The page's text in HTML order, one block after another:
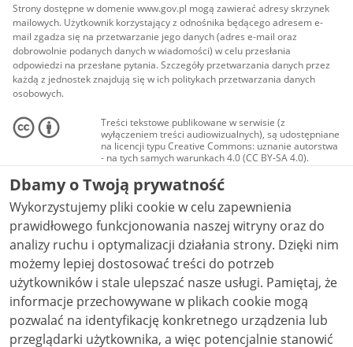
Strony dostępne w domenie www.gov.pl mogą zawierać adresy skrzynek
mailowych. Użytkownik korzystający z odnośnika będącego adresem e-
mail zgadza się na przetwarzanie jego danych (adres e-mail oraz
dobrowolnie podanych danych w wiadomości) w celu przesłania
odpowiedzi na przesłane pytania. Szczegóły przetwarzania danych przez
każdą z jednostek znajdują się w ich politykach przetwarzania danych
osobowych.
Treści tekstowe publikowane w serwisie (z
wyłączeniem treści audiowizualnych), są udostępniane
na licencji typu Creative Commons: uznanie autorstwa
- na tych samych warunkach 4.0 (CC BY-SA 4.0).
Materiały audiowizualne, w tym zdjęcia, materiały
audio i wideo, są udostępniane na licencji typu
Creative Commons: uznanie autorstwa użycie
niekomercyjne - bez utworów zależnych 4.0 (CC BY-
NC-ND 4.0), o ile nie jest to stwierdzone inaczej.
Dbamy o Twoją prywatność
Wykorzystujemy pliki cookie w celu zapewnienia
prawidłowego funkcjonowania naszej witryny oraz do
analizy ruchu i optymalizacji działania strony. Dzięki nim
możemy lepiej dostosować treści do potrzeb
użytkowników i stale ulepszać nasze usługi. Pamiętaj, że
informacje przechowywane w plikach cookie mogą
pozwalać na identyfikację konkretnego urządzenia lub
przeglądarki użytkownika, a więc potencjalnie stanowić